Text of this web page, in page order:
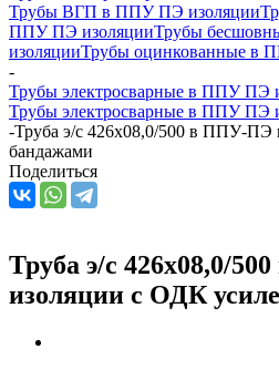
Трубы ВГП в ППУ ПЭ изоляции
ППУ ПЭ изоляцииТрубы
изоляцииТрубы оцинкованные в
-
Трубы электросварные в ППУ ПЭ
Трубы электросварные в ППУ ПЭ
-Труба э/с 426х08,0/500 в ППУ-ПЭ
бандажами
Поделиться
Труба э/с 426х08,0/
изоляции с ОДК